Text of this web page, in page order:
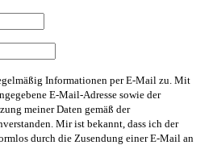
Informationen per E-Mail zu. Mit
E-Mail-Adresse sowie der
meiner Daten gemäß der
Mir ist bekannt, dass ich der
durch die Zusendung einer E-Mail an